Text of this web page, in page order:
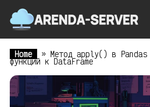
Home » Метод apply() в Pandas
функций к DataFrame